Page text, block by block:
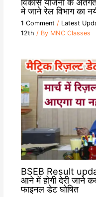
मे जाने रेल विभाग का
1 Comment / Latest
12th / By MNC Classes
BSEB Result
आने में होगी देरी जाने
फाइनल डेट घोषित